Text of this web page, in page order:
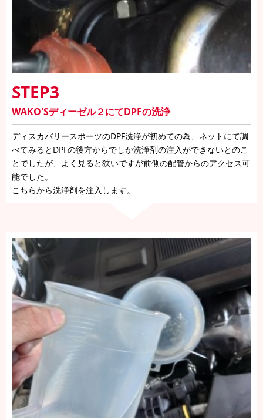
STEP3
WAKO'Sディーゼル２にてDPFの洗浄
ディスカバリースポーツのDPF洗浄が初めての為、ネットにて調
べてみるとDPFの後方からでしか洗浄剤の注入ができないとのこ
とでしたが、よく見ると狭いですが前側の配管からのアクセス可
能でした。
こちらから洗浄剤を注入します。